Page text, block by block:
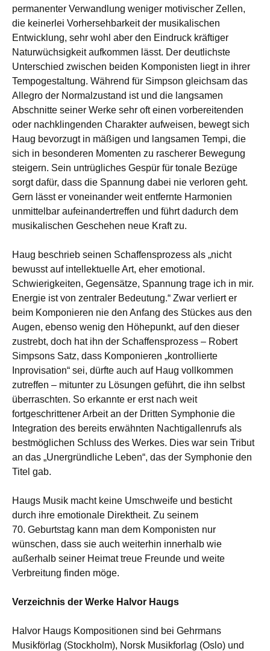
permanenter Verwandlung weniger motivischer Zellen,
die keinerlei Vorhersehbarkeit der musikalischen
Entwicklung, sehr wohl aber den Eindruck kräftiger
Naturwüchsigkeit aufkommen lässt. Der deutlichste
Unterschied zwischen beiden Komponisten liegt in ihrer
Tempogestaltung. Während für Simpson gleichsam das
Allegro der Normalzustand ist und die langsamen
Abschnitte seiner Werke sehr oft einen vorbereitenden
oder nachklingenden Charakter aufweisen, bewegt sich
Haug bevorzugt in mäßigen und langsamen Tempi, die
sich in besonderen Momenten zu rascherer Bewegung
steigern. Sein untrügliches Gespür für tonale Bezüge
sorgt dafür, dass die Spannung dabei nie verloren geht.
Gern lässt er voneinander weit entfernte Harmonien
unmittelbar aufeinandertreffen und führt dadurch dem
musikalischen Geschehen neue Kraft zu.
Haug beschrieb seinen Schaffensprozess als „nicht
bewusst auf intellektuelle Art, eher emotional.
Schwierigkeiten, Gegensätze, Spannung trage ich in mir.
Energie ist von zentraler Bedeutung.“ Zwar verliert er
beim Komponieren nie den Anfang des Stückes aus den
Augen, ebenso wenig den Höhepunkt, auf den dieser
zustrebt, doch hat ihn der Schaffensprozess – Robert
Simpsons Satz, dass Komponieren „kontrollierte
Inprovisation“ sei, dürfte auch auf Haug vollkommen
zutreffen – mitunter zu Lösungen geführt, die ihn selbst
überraschten. So erkannte er erst nach weit
fortgeschrittener Arbeit an der Dritten Symphonie die
Integration des bereits erwähnten Nachtigallenrufs als
bestmöglichen Schluss des Werkes. Dies war sein Tribut
an das „Unergründliche Leben“, das der Symphonie den
Titel gab.
Haugs Musik macht keine Umschweife und besticht
durch ihre emotionale Direktheit. Zu seinem
70. Geburtstag kann man dem Komponisten nur
wünschen, dass sie auch weiterhin innerhalb wie
außerhalb seiner Heimat treue Freunde und weite
Verbreitung finden möge.
Verzeichnis der Werke Halvor Haugs
Halvor Haugs Kompositionen sind bei Gehrmans
Musikförlag (Stockholm), Norsk Musikforlag (Oslo) und